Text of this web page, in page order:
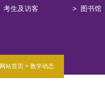
考生及访客 图书馆
网站首页 > 教学动态